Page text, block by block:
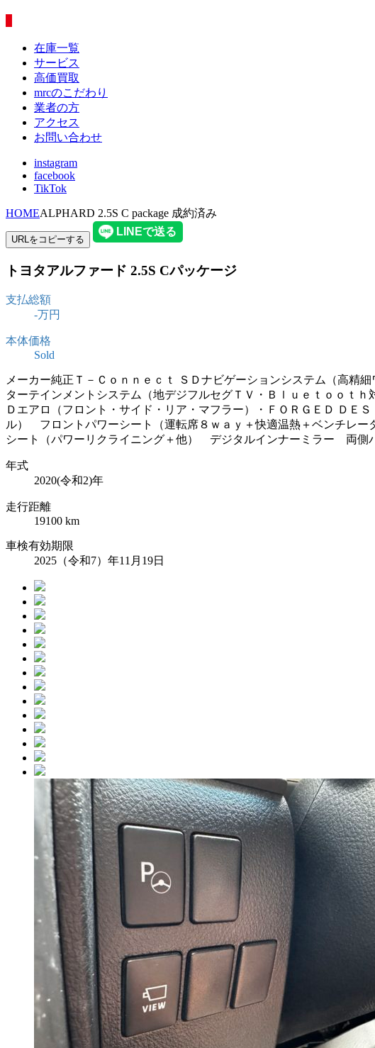
在庫一覧
サービス
高価買取
mrcのこだわり
業者の方
アクセス
お問い合わせ
instagram
facebook
TikTok
HOMEALPHARD 2.5S C package 成約済み
URLをコピーする
トヨタアルファード 2.5S Cパッケージ
支払総額
-万円
本体価格
Sold
メーカー純正Ｔ－Ｃｏｎｎｅｃｔ ＳＤナビゲーションシステム（高精
ターテインメントシステム（地デジフルセグＴＶ・Ｂｌｕｅｔｏｏｔ
Ｄエアロ（フロント・サイド・リア・マフラー）・ＦＯＲＧＥＤ Ｄ
ル） フロントパワーシート（運転席８ｗａｙ＋快適温熱＋ベンチレ
シート（パワーリクライニング＋他） デジタルインナーミラー 両
年式
2020(令和2)年
走行距離
19100 km
車検有効期限
2025（令和7）年11月19日